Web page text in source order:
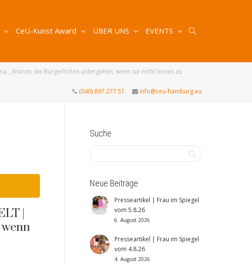
CeU-Kunst Award ÜBER UNS EVENTS
„Warum die Bürgerlichen untergehen, wenn sie nicht lernen zu
(040) 897 277 51
info@ceu-hamburg.eu
|
Suche
Neue Beiträge
Presseartikel | Frau im Spiegel
vom 5.8.26
6. August 2026
Presseartikel | Frau im Spiegel
vom 4.8.26
4. August 2026